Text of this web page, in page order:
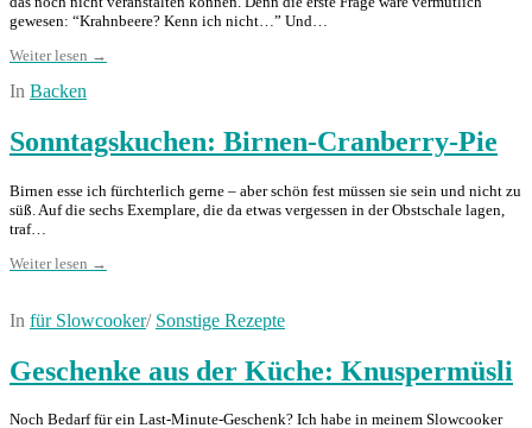
gewesen: “Krahnbeere? Kenn ich nicht…” Und…
Weiter lesen →
In Backen
Sonntagskuchen: Birnen-Cranberry-Pie
Birnen esse ich fürchterlich gerne – aber schön fest müssen sie sein und nicht zu
süß. Auf die sechs Exemplare, die da etwas vergessen in der Obstschale lagen,
traf…
Weiter lesen →
In für Slowcooker/ Sonstige Rezepte
Geschenke aus der Küche: Knuspermüsli
Noch Bedarf für ein Last-Minute-Geschenk? Ich habe in meinem Slowcooker